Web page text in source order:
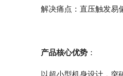
解决痛点：直压触发易
产品核心优势 ：